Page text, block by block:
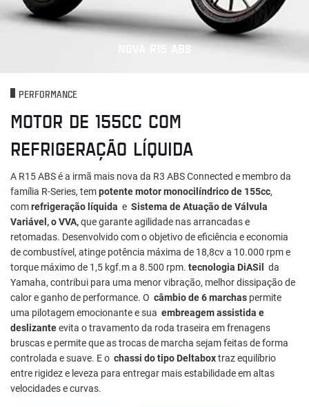
NOVA R15 ABS
PERFORMANCE
MOTOR DE 155CC COM
REFRIGERAÇÃO LÍQUIDA
A R15 ABS é a irmã mais nova da R3 ABS Connected e membro da
família R-Series, tempotente motor monocilíndrico de 155cc,
comrefrigeração líquida e Sistema de Atuação de Válvula
Variável, o VVA,que garante agilidade nas arrancadas e
retomadas. Desenvolvido com o objetivo de eficiência e economia
de combustível, atinge potência máxima de 18,8cv a 10.000 rpm e
torque máximo de 1,5 kgf.m a 8.500 rpm. tecnologia DiASil
da
Yamaha, contribui para uma menor vibração, melhor dissipação de
calor e ganho de performance. O câmbio de 6 marchas permite
uma pilotagem emocionante e sua embreagem assistida e
deslizanteevita o travamento da roda traseira em frenagens
bruscas e permite que as trocas de marcha sejam feitas de forma
controlada e suave. E o chassi do tipo Deltaboxtraz equilíbrio
entre rigidez e leveza para entregar mais estabilidade em altas
velocidades e curvas.